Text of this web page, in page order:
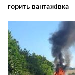
горить вантажівка